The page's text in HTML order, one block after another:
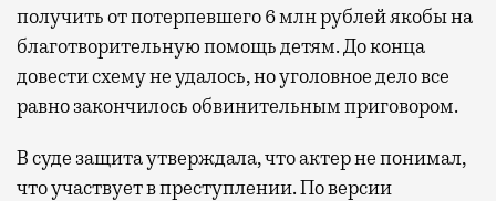
получить от потерпевшего 6 млн рублей якобы на
благотворительную помощь детям. До конца
довести схему не удалось, но уголовное дело все
равно закончилось обвинительным приговором.
В суде защита утверждала, что актер не понимал,
что участвует в преступлении. По версии